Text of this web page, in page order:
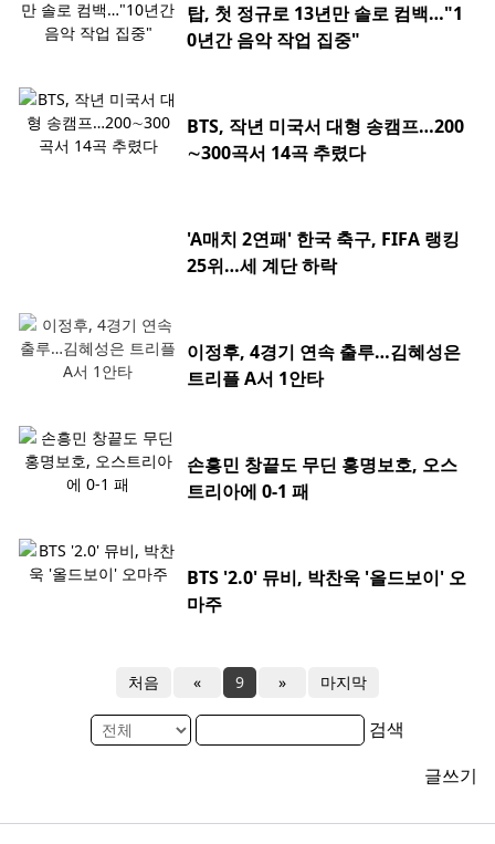
탑, 첫 정규로 13년만 솔로 컴백…"1
0년간 음악 작업 집중"
BTS, 작년 미국서 대형 송캠프…200
∼300곡서 14곡 추렸다
'A매치 2연패' 한국 축구, FIFA 랭킹
25위…세 계단 하락
이정후, 4경기 연속 출루…김혜성은
트리플 A서 1안타
손흥민 창끝도 무딘 홍명보호, 오스
트리아에 0-1 패
BTS '2.0' 뮤비, 박찬욱 '올드보이' 오
마주
처음 « 9 » 마지막
검색
글쓰기